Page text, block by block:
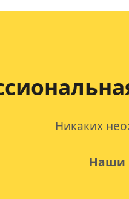
Никаких
Наши